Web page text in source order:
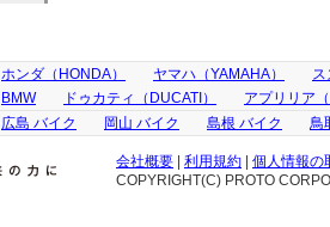
ホンダ（HONDA） ヤマハ（YAMAHA）
ス
BMW
ドゥカティ（DUCATI）
アプリリア
広島 バイク 岡山 バイク 島根 バイク 鳥
会社概要 利用規約
個人情報の
COPYRIGHT(C) PROTO